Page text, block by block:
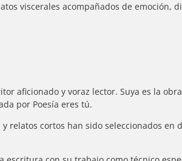
viscerales acompañados de emoción,
aficionado y voraz lector. Suya es la
por Poesía eres tú.
relatos cortos han sido seleccionados en